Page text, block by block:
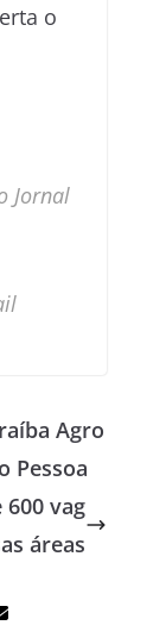
o
Jornal
Agro
Pessoa
600 vag
áreas